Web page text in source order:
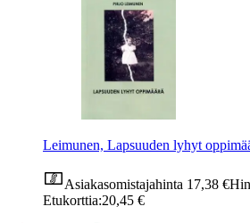
Leimunen, Lapsuuden lyhyt
Asiakasomistajahinta 17,38 €
Etukorttia:20,45 €